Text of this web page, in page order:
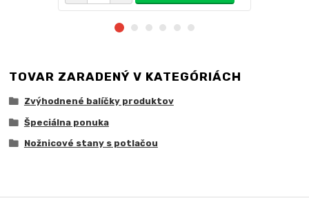
TOVAR ZARADENÝ V KATEGÓRIÁCH
Zvýhodnené balíčky produktov
Špeciálna ponuka
Nožnicové stany s potlačou